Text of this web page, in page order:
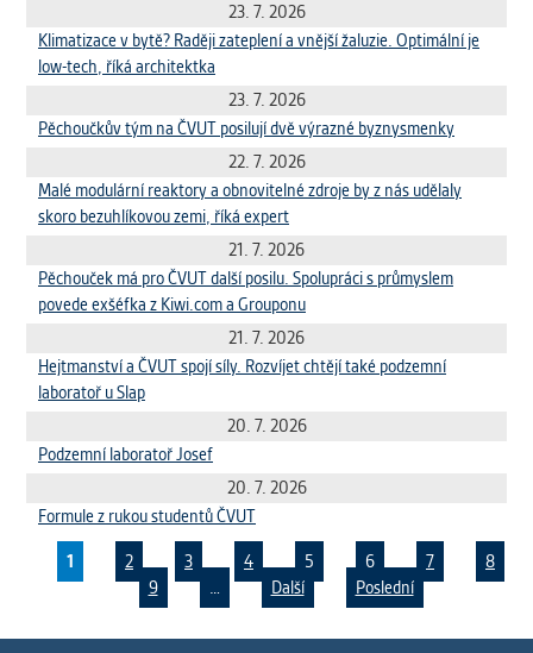
23. 7. 2026
Klimatizace v bytě? Raději zateplení a vnější žaluzie. Optimální je
low-tech, říká architektka
23. 7. 2026
Pěchoučkův tým na ČVUT posilují dvě výrazné byznysmenky
22. 7. 2026
Malé modulární reaktory a obnovitelné zdroje by z nás udělaly
skoro bezuhlíkovou zemi, říká expert
21. 7. 2026
Pěchouček má pro ČVUT další posilu. Spolupráci s průmyslem
povede exšéfka z Kiwi.com a Grouponu
21. 7. 2026
Hejtmanství a ČVUT spojí síly. Rozvíjet chtějí také podzemní
laboratoř u Slap
20. 7. 2026
Podzemní laboratoř Josef
20. 7. 2026
Formule z rukou studentů ČVUT
Pages
1 2 3 4 5 6 7
8
9
… Další Poslední